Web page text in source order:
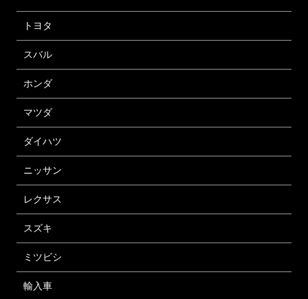
トヨタ
スバル
ホンダ
マツダ
ダイハツ
ニッサン
レクサス
スズキ
ミツビシ
輸入車